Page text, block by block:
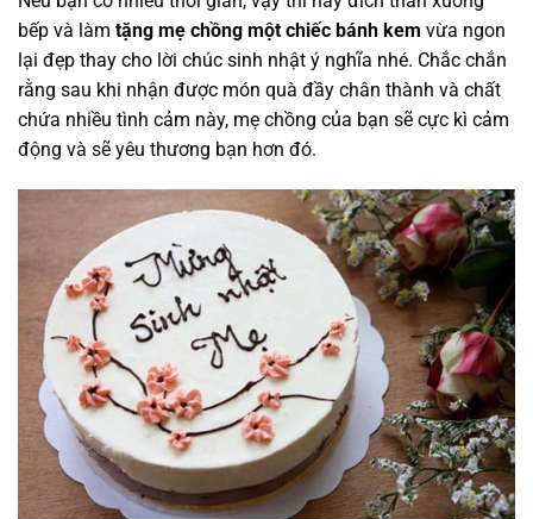
bếp và làm tặng mẹ chồng một chiếc bánh kem vừa ngon
lại đẹp thay cho lời chúc sinh nhật ý nghĩa nhé. Chắc chắn
rằng sau khi nhận được món quà đầy chân thành và chất
chứa nhiều tình cảm này, mẹ chồng của bạn sẽ cực kì cảm
động và sẽ yêu thương bạn hơn đó.